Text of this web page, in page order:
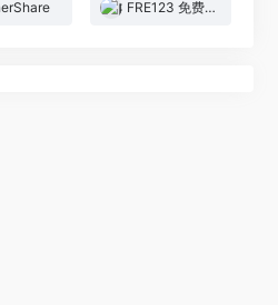
FRE123 免费资源共享平台